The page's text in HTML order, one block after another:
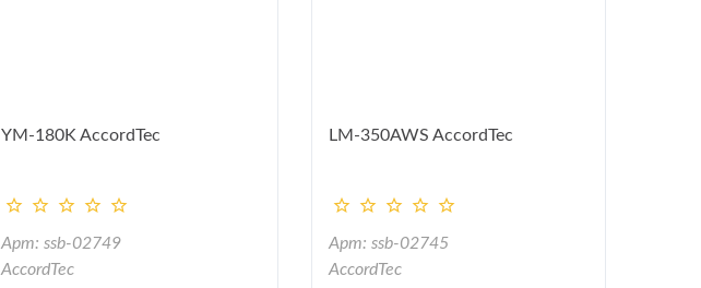
YM-180K AccordTec
Арт: ssb-02749
AccordTec
LM-350AWS AccordTec
Арт: ssb-02745
AccordTec